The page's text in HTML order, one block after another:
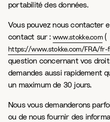
portabilité des données.
Vous pouvez nous contacter
contact sur : www.stokke.com(
https://www.stokke.com/FRA/
question concernant vos
demandes aussi rapidement
un maximum de 30 jours.
Nous vous demanderons
ou de nous fournir des